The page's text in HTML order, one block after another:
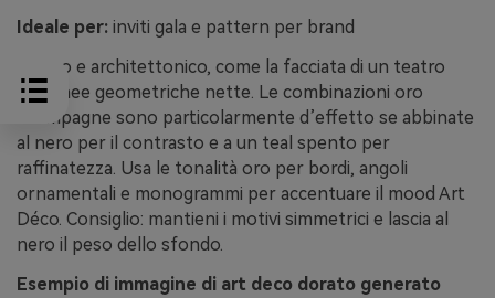
Ideale per: inviti gala e pattern per brand
Deciso e architettonico, come la facciata di un teatro
con linee geometriche nette. Le combinazioni oro
champagne sono particolarmente d’effetto se abbinate
al nero per il contrasto e a un teal spento per
raffinatezza. Usa le tonalità oro per bordi, angoli
ornamentali e monogrammi per accentuare il mood Art
Déco. Consiglio: mantieni i motivi simmetrici e lascia al
nero il peso dello sfondo.
Esempio di immagine di art deco dorato generato